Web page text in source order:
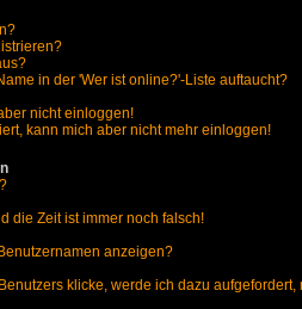
in der 'Wer ist online?'-Liste auftaucht?
nicht einloggen!
kann mich aber nicht mehr einloggen!
die Zeit ist immer noch falsch!
anzeigen?
klicke, werde ich dazu